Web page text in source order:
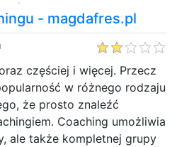
- magdafres.pl
częściej i więcej. Przecz
w różnego rodzaju
że prosto znaleźć
Coaching umożliwia
ale także kompletnej grupy